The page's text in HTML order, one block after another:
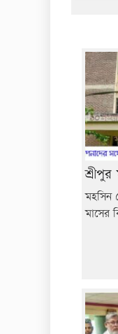
মহসিন
মাসের